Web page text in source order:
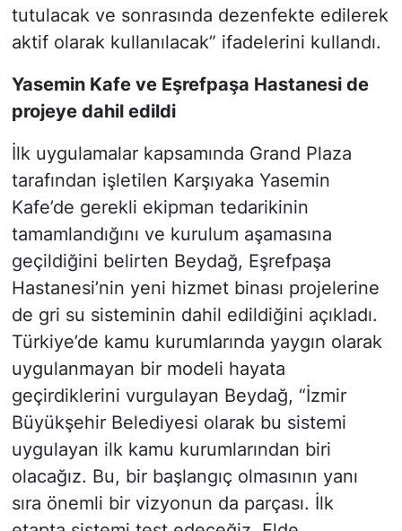
tutulacak ve sonrasında dezenfekte edilerek
aktif olarak kullanılacak” ifadelerini kullandı.
Yasemin Kafe ve Eşrefpaşa Hastanesi de
projeye dahil edildi
İlk uygulamalar kapsamında Grand Plaza
tarafından işletilen Karşıyaka Yasemin
Kafe’de gerekli ekipman tedarikinin
tamamlandığını ve kurulum aşamasına
geçildiğini belirten Beydağ, Eşrefpaşa
Hastanesi’nin yeni hizmet binası projelerine
de gri su sisteminin dahil edildiğini açıkladı.
Türkiye’de kamu kurumlarında yaygın olarak
uygulanmayan bir modeli hayata
geçirdiklerini vurgulayan Beydağ, “İzmir
Büyükşehir Belediyesi olarak bu sistemi
uygulayan ilk kamu kurumlarından biri
olacağız. Bu, bir başlangıç olmasının yanı
sıra önemli bir vizyonun da parçası. İlk